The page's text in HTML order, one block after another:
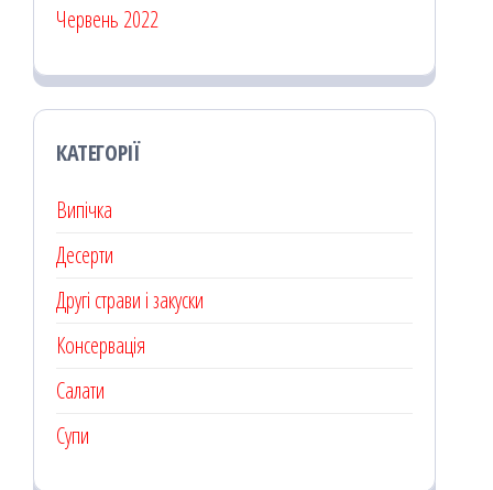
Червень 2022
КАТЕГОРІЇ
Випічка
Десерти
Другі страви і закуски
Консервація
Салати
Супи